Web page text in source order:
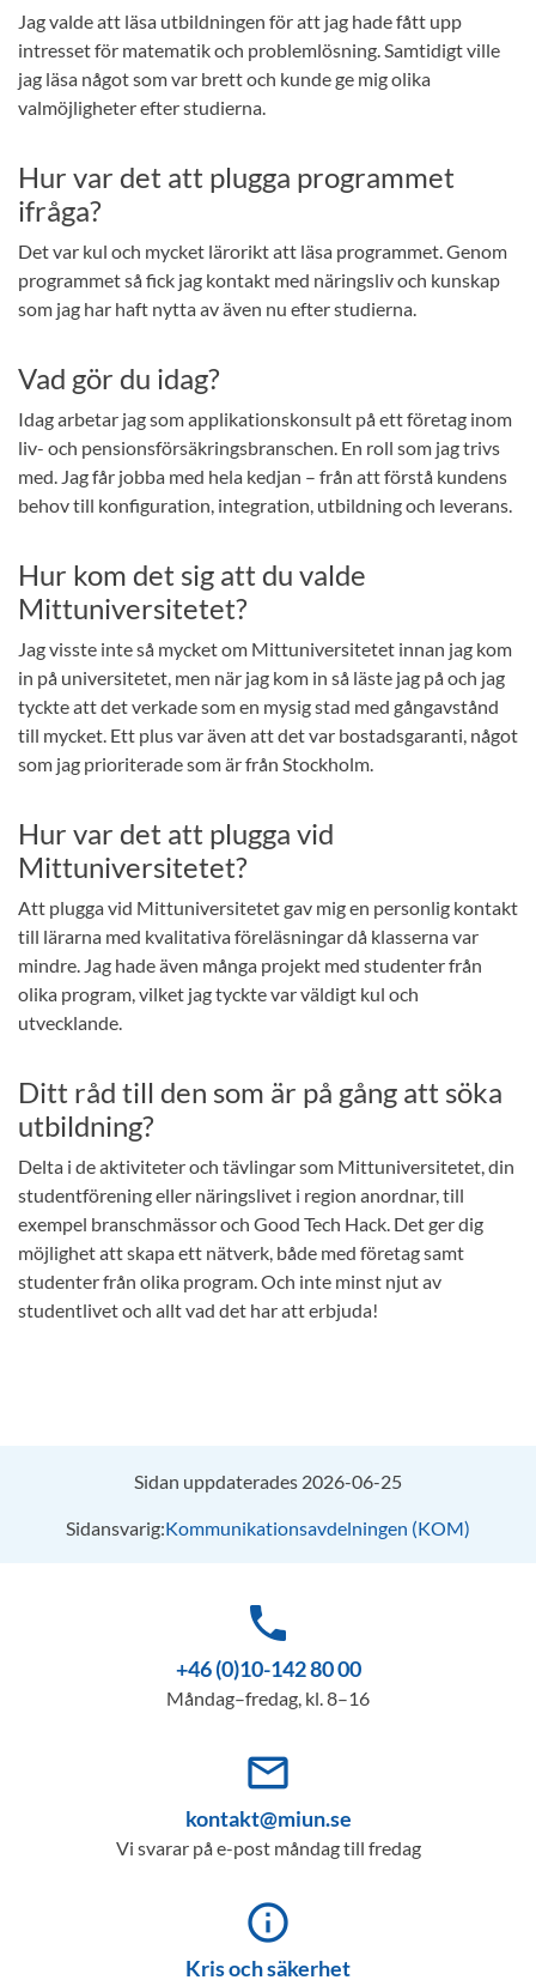
Jag valde att läsa utbildningen för att jag hade fått upp
intresset för matematik och problemlösning. Samtidigt ville
jag läsa något som var brett och kunde ge mig olika
valmöjligheter efter studierna.
Hur var det att plugga programmet
ifråga?
Det var kul och mycket lärorikt att läsa programmet. Genom
programmet så fick jag kontakt med näringsliv och kunskap
som jag har haft nytta av även nu efter studierna.
Vad gör du idag?
Idag arbetar jag som applikationskonsult på ett företag inom
liv- och pensionsförsäkringsbranschen. En roll som jag trivs
med. Jag får jobba med hela kedjan – från att förstå kundens
behov till konfiguration, integration, utbildning och leverans.
Hur kom det sig att du valde
Mittuniversitetet?
Jag visste inte så mycket om Mittuniversitetet innan jag kom
in på universitetet, men när jag kom in så läste jag på och jag
tyckte att det verkade som en mysig stad med gångavstånd
till mycket. Ett plus var även att det var bostadsgaranti, något
som jag prioriterade som är från Stockholm.
Hur var det att plugga vid
Mittuniversitetet?
Att plugga vid Mittuniversitetet gav mig en personlig kontakt
till lärarna med kvalitativa föreläsningar då klasserna var
mindre. Jag hade även många projekt med studenter från
olika program, vilket jag tyckte var väldigt kul och
utvecklande.
Ditt råd till den som är på gång att söka
utbildning?
Delta i de aktiviteter och tävlingar som Mittuniversitetet, din
studentförening eller näringslivet i region anordnar, till
exempel branschmässor och Good Tech Hack. Det ger dig
möjlighet att skapa ett nätverk, både med företag samt
studenter från olika program. Och inte minst njut av
studentlivet och allt vad det har att erbjuda!
Sidan uppdaterades 2026-06-25
Sidansvarig:Kommunikationsavdelningen (KOM)
phone
+46 (0)10-142 80 00
Måndag–fredag, kl. 8–16
mail_outline
kontakt@miun.se
Vi svarar på e-post måndag till fredag
info_outline
Kris och säkerhet